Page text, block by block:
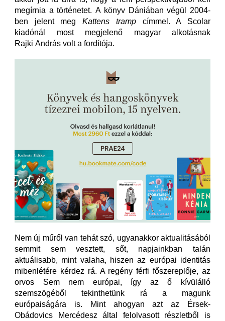
megírnia a történetet. A könyv Dániában végül 2004-
ben jelent megKattens trampcímmel. A Scolar
kiadónál most megjelenő magyar alkotásnak
Rajki András volt a fordítója.
Nem új műről van tehát szó, ugyanakkor aktualitásából
semmit sem vesztett, sőt, napjainkban talán
aktuálisabb, mint valaha, hiszen az európai identitás
mibenlétére kérdez rá. A regény férfi főszereplője, az
orvos Sem nem európai, így az ő kívülálló
szemszögéből tekinthetünk rá a magunk
európaiságára is. Mint ahogyan azt az Érsek-
Obádovics Mercédesz által felolvasott részletből is